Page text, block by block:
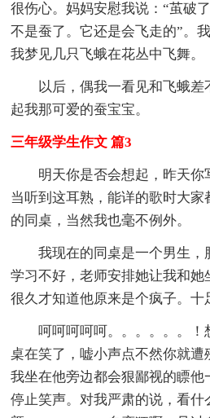
很伤心。妈妈安慰我说：“茧破
不是蚕了。它还是会飞走的”。
我梦见几只飞蛾在花丛中飞舞。
以后，偶我一看见和飞蛾差
起我那可爱的蚕宝宝。
三年级学生作文 篇3
明天你是否会想起，昨天你
当听到这耳熟，能详的歌时大家
的同桌，当然我也毫不例外。
我现在的同桌是一个男生
学习不好，老师安排她让我和她
很久才知道他原来是个疯子。十
呵呵呵呵呵。。。。。。！
桌在笑了，嘘小声点不然你就遭
我坐在他旁边都会狠鄙视的瞟他
停止笑声。对我严肃的说，看什